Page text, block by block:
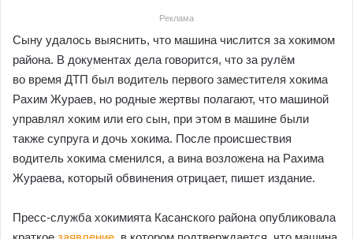
Реклама
Сыну удалось выяснить, что машина числится за хокимом
района. В документах дела говорится, что за рулём
во время ДТП был водитель первого заместителя хокима
Рахим Жураев, но родные жертвы полагают, что машиной
управлял хоким или его сын, при этом в машине были
также супруга и дочь хокима. После происшествия
водитель хокима сменился, а вина возложена на Рахима
Жураева, который обвинения отрицает, пишет издание.
Пресс-служба хокимията Касанского района опубликовала